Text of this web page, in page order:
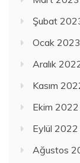
Şubat
Ocak 2023
Aralık
Kasım
Ekim 2022
Eylül 2022
Ağustos